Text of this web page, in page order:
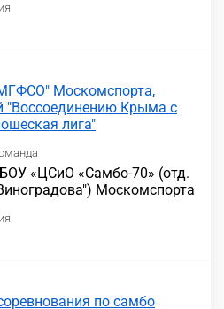
Москомспорта,
"Воссоединению Крыма с
лига"
«ЦСиО «Самбо-70» (отд.
Москомспорта
по самбо